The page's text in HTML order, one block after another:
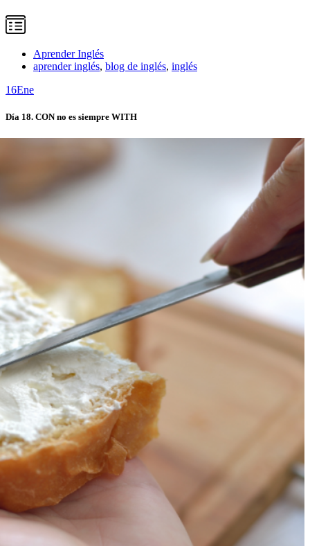
Aprender Inglés
aprender inglés, blog de inglés, inglés
16Ene
Día 18. CON no es siempre WITH